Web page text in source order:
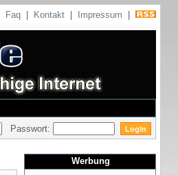
Faq Kontakt Impressum
Passwort:
Werbung